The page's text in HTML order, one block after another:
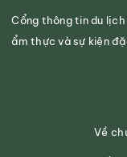
Cổng thông tin du
ẩm thực và sự kiện
Về